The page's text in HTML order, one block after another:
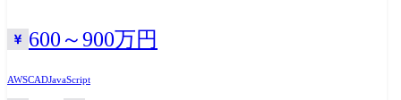
Python, WordPress, Amazon SES ●開発ツール ・Github, Github Actions,
Figma, Cursor ●デバイス(OS) ・Windows, Mac (※選択可) ●その他 ・
600～900万円
AWSCADJavaScript